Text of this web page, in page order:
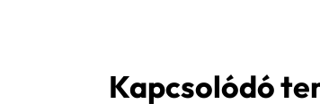
Kapcsolódó